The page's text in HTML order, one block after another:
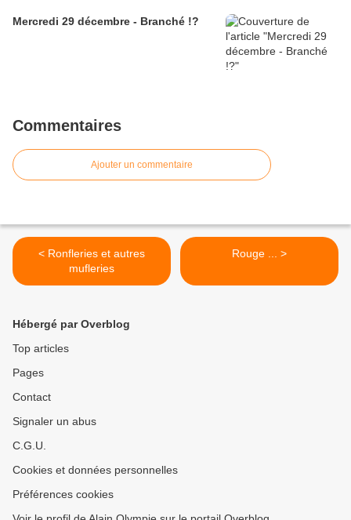
Mercredi 29 décembre - Branché !?
Commentaires
Ajouter un commentaire
< Ronfleries et autres
mufleries
Rouge ... >
Hébergé par Overblog
Top articles
Pages
Contact
Signaler un abus
C.G.U.
Cookies et données personnelles
Préférences cookies